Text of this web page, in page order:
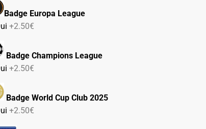
Badge Europa League
+2.50€
Badge Champions League
+2.50€
Badge World Cup Club 2025
+2.50€